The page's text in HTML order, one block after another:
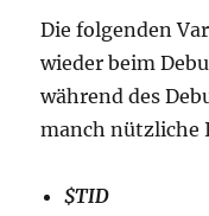
Die folgenden
wieder beim
während des
manch nützliche
$TID